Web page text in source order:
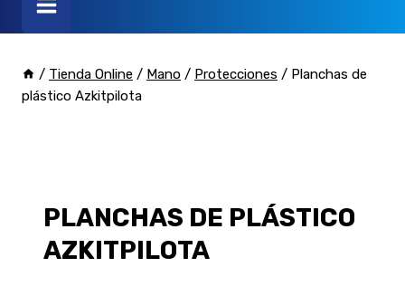
/ Tienda Online / Mano / Protecciones / Planchas de
plástico Azkitpilota
PLANCHAS DE PLÁSTICO
AZKITPILOTA